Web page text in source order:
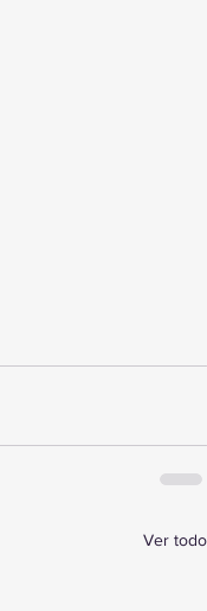
Ver todo